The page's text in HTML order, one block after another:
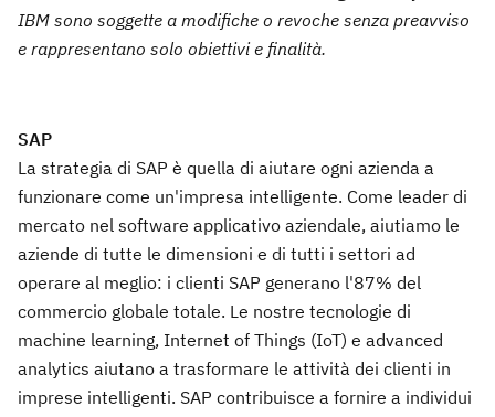
IBM sono soggette a modifiche o revoche senza preavviso
e rappresentano solo obiettivi e finalità.
SAP
La strategia di SAP è quella di aiutare ogni azienda a
funzionare come un'impresa intelligente. Come leader di
mercato nel software applicativo aziendale, aiutiamo le
aziende di tutte le dimensioni e di tutti i settori ad
operare al meglio: i clienti SAP generano l'87% del
commercio globale totale. Le nostre tecnologie di
machine learning, Internet of Things (IoT) e advanced
analytics aiutano a trasformare le attività dei clienti in
imprese intelligenti. SAP contribuisce a fornire a individui